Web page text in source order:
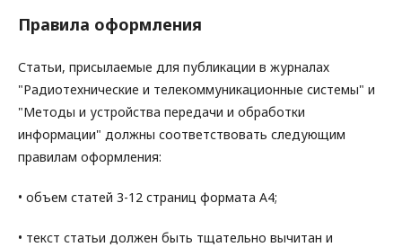
Правила оформления
Статьи, присылаемые для публикации в журналах
"Радиотехнические и телекоммуникационные системы" и
"Методы и устройства передачи и обработки
информации" должны соответствовать следующим
правилам оформления:
• объем статей 3-12 страниц формата А4;
• текст статьи должен быть тщательно вычитан и